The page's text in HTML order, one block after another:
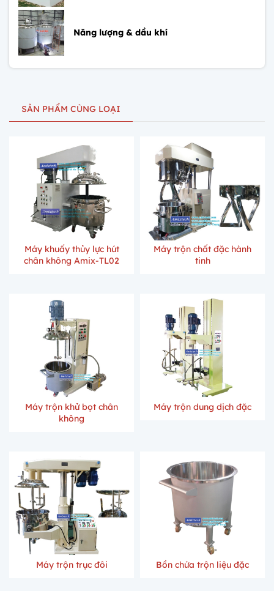
Năng lượng & dầu khí
SẢN PHẨM CÙNG LOẠI
Máy khuấy thủy lực hút
chân không Amix-TL02
Máy trộn chất đặc hành
tinh
Máy trộn khử bọt chân
không
Máy trộn dung dịch đặc
Máy trộn trục đôi Bồn chứa trộn liệu đặc